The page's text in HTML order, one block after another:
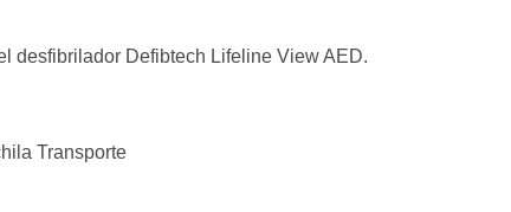
desfibrilador Defibtech Lifeline View AED.
Transporte